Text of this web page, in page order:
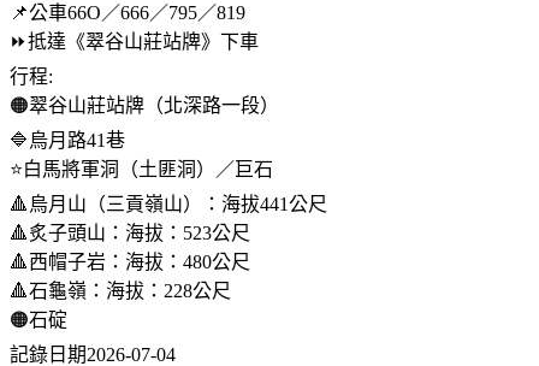
📌公車66O／666／795／819
⏩️抵達《翠谷山莊站牌》下車
行程:
🟠翠谷山莊站牌（北深路一段）
🔷️烏月路41巷
⭐️白馬將軍洞（土匪洞）／巨石
🔺️烏月山（三貢嶺山）：海拔441公尺
🔺️炙子頭山：海拔：523公尺
🔺️西帽子岩：海拔：480公尺
🔺️石龜嶺：海拔：228公尺
🟠石碇
記錄日期2026-07-04